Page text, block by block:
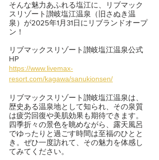
そんな魅力あふれる塩江に、リブマック
スリゾート讃岐塩江温泉（旧さぬき温
泉）が2025年1月31日にリブランドオープ
ン！
リブマックスリゾート讃岐塩江温泉公式
HP
https://www.livemax-
resort.com/kagawa/sanukionsen/
リブマックスリゾート讃岐塩江温泉は、
歴史ある温泉地として知られ、その泉質
は疲労回復や美肌効果も期待できます。
四季折々の景色を眺めながら、露天風呂
でゆったりと過ごす時間は至福のひとと
き。ぜひ一度訪れて、その魅力を体感し
てみてください。